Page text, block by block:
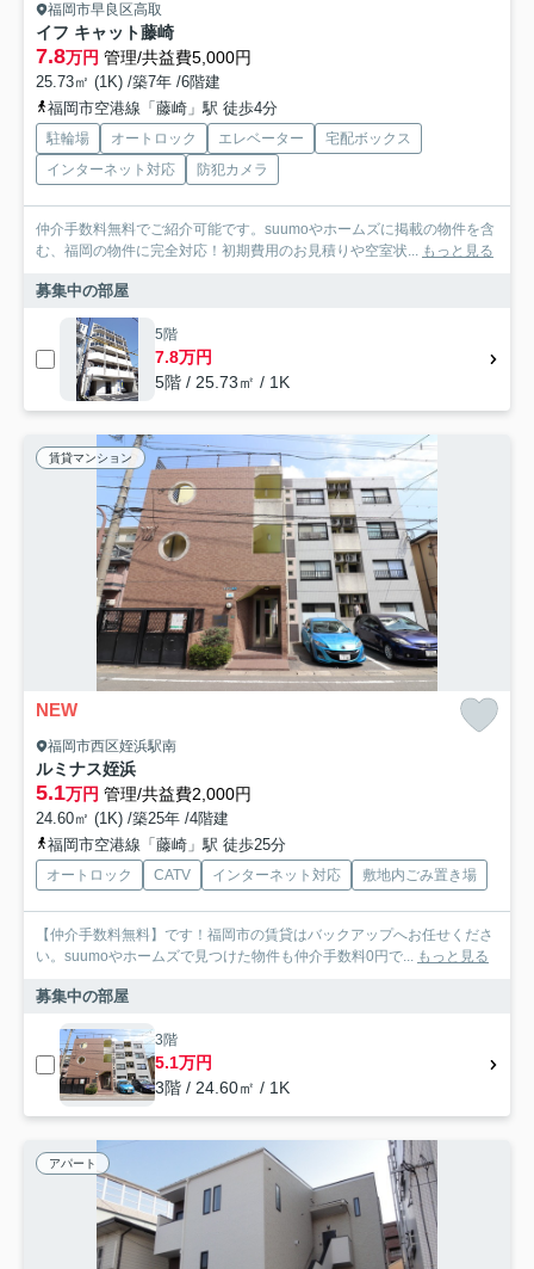
福岡市早良区高取
イフ キャット藤崎
7.8万円 管理/共益費5,000円
25.73㎡ (1K) /築7年 /6階建
福岡市空港線「藤崎」駅 徒歩4分
駐輪場 オートロック エレベーター
宅配ボックス
インターネット対応
防犯カメラ
仲介手数料無料でご紹介可能です。suumoやホームズに掲載の物件を含
む、福岡の物件に完全対応！初期費用のお見積りや空室状... もっと見る
募集中の部屋
5階
7.8万円
5階 / 25.73㎡ / 1K
賃貸マンション
NEW
福岡市西区姪浜駅南
ルミナス姪浜
5.1万円 管理/共益費2,000円
24.60㎡ (1K) /築25年 /4階建
福岡市空港線「藤崎」駅 徒歩25分
オートロック CATV インターネット対応 敷地内ごみ置き場
【仲介手数料無料】です！福岡市の賃貸はバックアップへお任せくださ
い。suumoやホームズで見つけた物件も仲介手数料0円で... もっと見る
募集中の部屋
3階
5.1万円
3階 / 24.60㎡ / 1K
アパート